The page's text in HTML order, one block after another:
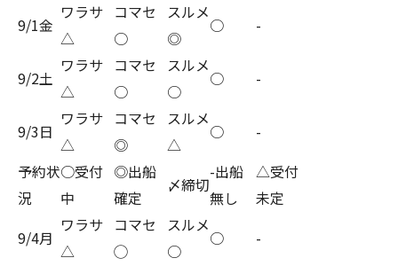
9/1金
ワラサ
△
コマセ
○
スルメ
◎
○ -
9/2土
ワラサ
△
コマセ
○
スルメ
○
○ -
9/3日
ワラサ
△
コマセ
◎
スルメ
△
○
-
予約状
況
○受付
中
◎出船
確定
〆締切
-出船
無し
△受付
未定
9/4月
ワラサ
△
コマセ
◯
スルメ
○
○ -